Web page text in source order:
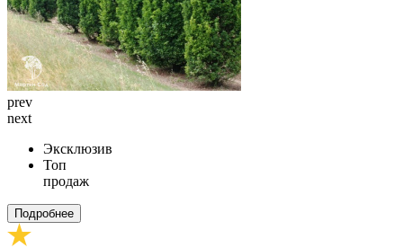
prev
next
Эксклюзив
Топ
продаж
Подробнее